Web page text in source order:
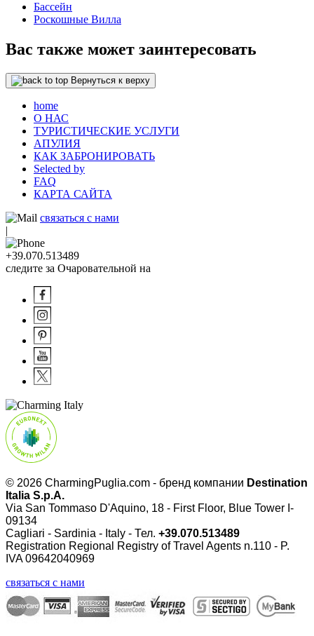
Бассейн
Роскошные Вилла
Вас также может заинтересовать
Вернуться к верху
home
О НАС
ТУРИСТИЧЕСКИЕ УСЛУГИ
АПУЛИЯ
КАК ЗАБРОНИРОВАТЬ
Selected by
FAQ
КАРТА САЙТА
связаться с нами
|
+39.070.513489
следите за Очаровательной на
© 2026 CharmingPuglia.com - бренд компании Destination
Italia S.p.A.
Via San Tommaso D'Aquino, 18 - First Floor, Blue Tower I-
09134
Cagliari - Sardinia - Italy - Тел. +39.070.513489
Registration Regional Registry of Travel Agents n.110 - P.
IVA 09642040969
связаться с нами